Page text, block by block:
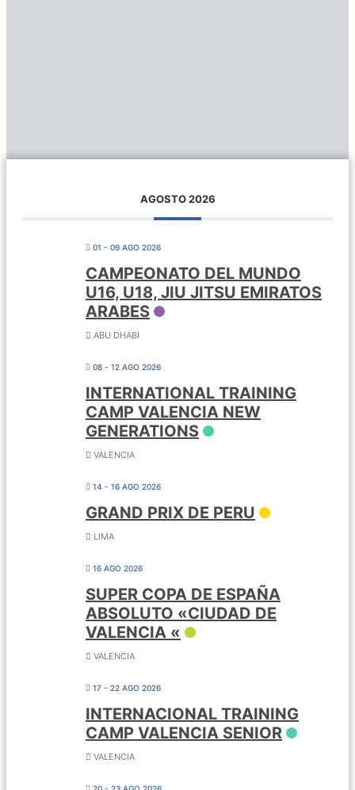
AGOSTO 2026
01 - 09 AGO 2026
CAMPEONATO DEL MUNDO
U16, U18, JIU JITSU EMIRATOS
ARABES
ABU DHABI
08 - 12 AGO 2026
INTERNATIONAL TRAINING
CAMP VALENCIA NEW
GENERATIONS
VALENCIA
14 - 16 AGO 2026
GRAND PRIX DE PERU
LIMA
16 AGO 2026
SUPER COPA DE ESPAÑA
ABSOLUTO «CIUDAD DE
VALENCIA «
VALENCIA
17 - 22 AGO 2026
INTERNACIONAL TRAINING
CAMP VALENCIA SENIOR
VALENCIA